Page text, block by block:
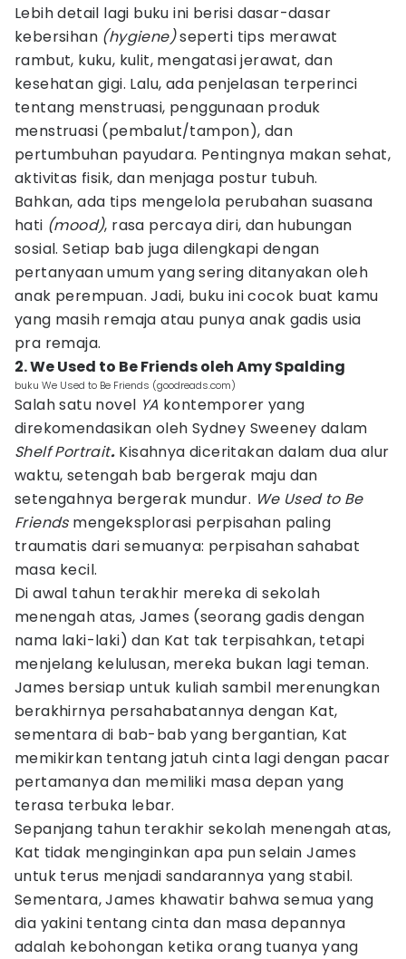
Lebih detail lagi buku ini berisi dasar-dasar
kebersihan (hygiene)seperti tips merawat
rambut, kuku, kulit, mengatasi jerawat, dan
kesehatan gigi. Lalu, ada penjelasan terperinci
tentang menstruasi, penggunaan produk
menstruasi (pembalut/tampon), dan
pertumbuhan payudara. Pentingnya makan sehat,
aktivitas fisik, dan menjaga postur tubuh.
Bahkan, ada tips mengelola perubahan suasana
hati (mood), rasa percaya diri, dan hubungan
sosial. Setiap bab juga dilengkapi dengan
pertanyaan umum yang sering ditanyakan oleh
anak perempuan. Jadi, buku ini cocok buat kamu
yang masih remaja atau punya anak gadis usia
pra remaja.
2. We Used to Be Friends oleh Amy Spalding
buku We Used to Be Friends (goodreads.com)
Salah satu novel YA kontemporer yang
direkomendasikan oleh Sydney Sweeney dalam
Shelf Portrait. Kisahnya diceritakan dalam dua alur
waktu, setengah bab bergerak maju dan
setengahnya bergerak mundur. We Used to Be
Friendsmengeksplorasi perpisahan paling
traumatis dari semuanya: perpisahan sahabat
masa kecil.
Di awal tahun terakhir mereka di sekolah
menengah atas, James (seorang gadis dengan
nama laki-laki) dan Kat tak terpisahkan, tetapi
menjelang kelulusan, mereka bukan lagi teman.
James bersiap untuk kuliah sambil merenungkan
berakhirnya persahabatannya dengan Kat,
sementara di bab-bab yang bergantian, Kat
memikirkan tentang jatuh cinta lagi dengan pacar
pertamanya dan memiliki masa depan yang
terasa terbuka lebar.
Sepanjang tahun terakhir sekolah menengah atas,
Kat tidak menginginkan apa pun selain James
untuk terus menjadi sandarannya yang stabil.
Sementara, James khawatir bahwa semua yang
dia yakini tentang cinta dan masa depannya
adalah kebohongan ketika orang tuanya yang